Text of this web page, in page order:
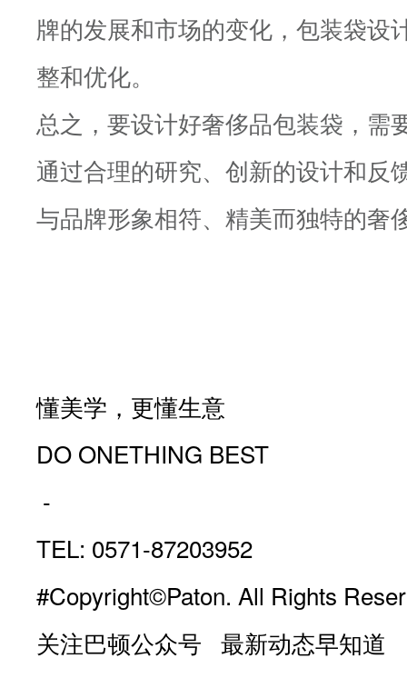
牌的发展和市场的变化，包装袋设
整和优化。
总之，要设计好奢侈品包装袋，需
通过合理的研究、创新的设计和反
与品牌形象相符、精美而独特的奢
懂美学，更懂生意
DO ONETHING BEST
-
TEL: 0571-87203952
#Copyright©Paton. All Rights
关注巴顿公众号 最新动态早知道